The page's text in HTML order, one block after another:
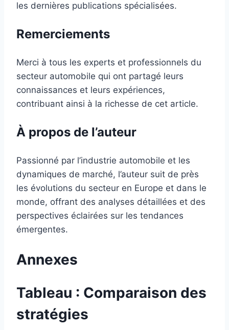
les dernières publications spécialisées.
Remerciements
Merci à tous les experts et professionnels du
secteur automobile qui ont partagé leurs
connaissances et leurs expériences,
contribuant ainsi à la richesse de cet article.
À propos de l’auteur
Passionné par l’industrie automobile et les
dynamiques de marché, l’auteur suit de près
les évolutions du secteur en Europe et dans le
monde, offrant des analyses détaillées et des
perspectives éclairées sur les tendances
émergentes.
Annexes
Tableau : Comparaison des
stratégies